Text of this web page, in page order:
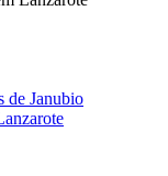
de Janubio